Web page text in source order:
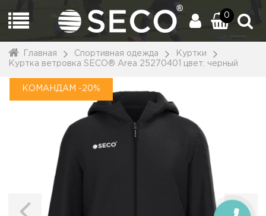
0
Главная Спортивная одежда
Куртки
Куртка ветровка SECO® Area 25270401 цвет: черный
КОМАНДАМ -20%